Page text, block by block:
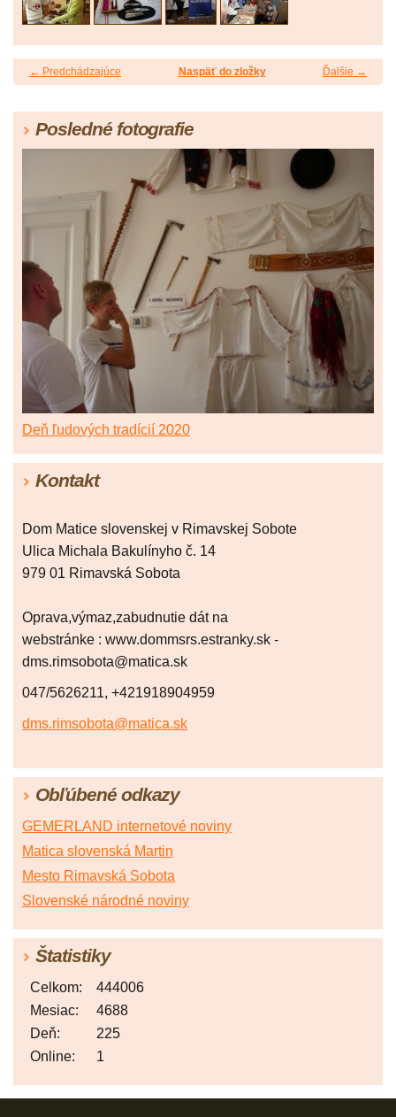
← Predchádzajúce Ďalšie →
Naspäť do zložky
Posledné fotografie
Deň ľudových tradícií 2020
Kontakt
Dom Matice slovenskej v Rimavskej Sobote
Ulica Michala Bakulínyho č. 14
979 01 Rimavská Sobota
Oprava,výmaz,zabudnutie dát na
webstránke : www.dommsrs.estranky.sk -
dms.rimsobota@matica.sk
047/5626211, +421918904959
dms.rimsobota@matica.sk
Obľúbené odkazy
GEMERLAND internetové noviny
Matica slovenská Martin
Mesto Rimavská Sobota
Slovenské národné noviny
Štatistiky
Online: 1
Celkom:
444006
Mesiac:
4688
Deň:
225